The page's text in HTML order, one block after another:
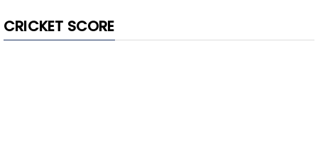
CRICKET SCORE